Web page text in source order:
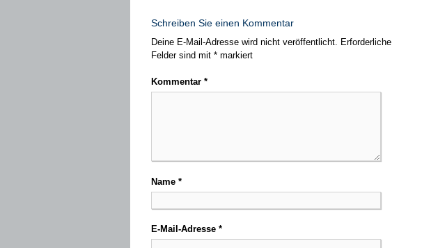
Schreiben Sie einen Kommentar
Deine E-Mail-Adresse wird nicht veröffentlicht. Erforderliche
Felder sind mit * markiert
Kommentar *
Name *
E-Mail-Adresse *